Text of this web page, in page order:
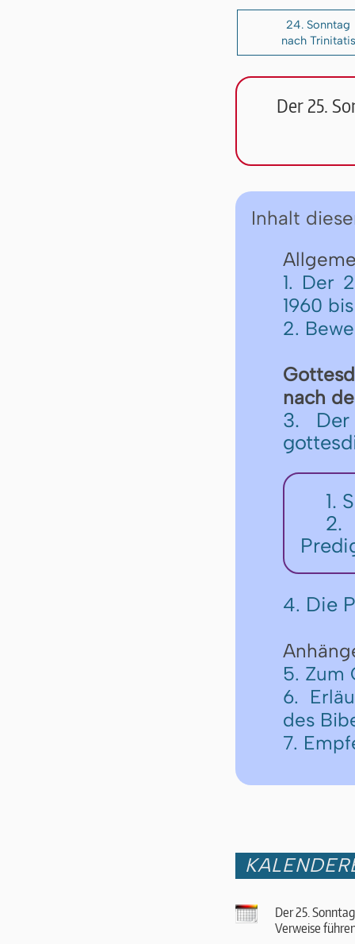
24. Sonntag
nach Trinitatis
Der 25.
Inhalt
1. Der
1960
2.
nach
3.
1.
2.
4. Die
5. Zum
6.
des
7.
Der 25.
Verweise